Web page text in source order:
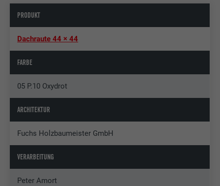
PRODUKT
Dachraute 44 × 44
FARBE
05 P.10 Oxydrot
ARCHITEKTUR
Fuchs Holzbaumeister GmbH
VERARBEITUNG
Peter Amort